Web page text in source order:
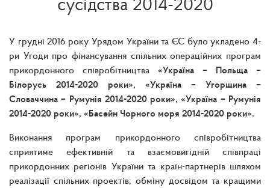
У грудні 2016 року Урядом України та ЄС було укладено 4-
ри Угоди про фінансування спільних операційних програм
прикордонного співробітництва «Україна – Польща –
Білорусь 2014-2020 роки», «Україна – Угорщина –
Словаччина – Румунія 2014-2020 роки», «Україна – Румунія
2014-2020 роки», «Басейн Чорного моря 2014-2020 роки».
Виконання програм прикордонного співробітництва
сприятиме ефективній та взаємовигідній співпраці
прикордонних регіонів України та країн-партнерів шляхом
реалізації спільних проектів; обміну досвідом та кращими